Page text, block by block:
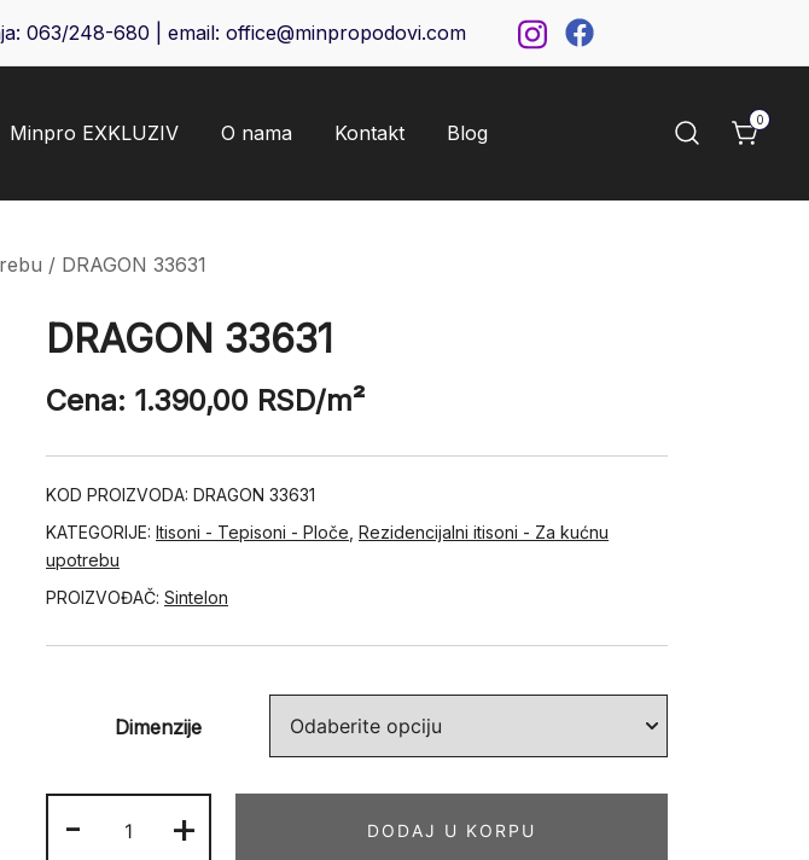
063/248-680 | email: office@minpropodovi.com
Minpro EXKLUZIV O nama Kontakt Blog
0
/ DRAGON 33631
DRAGON 33631
Cena: 1.390,00 RSD/m²
KOD PROIZVODA: DRAGON 33631
KATEGORIJE: Itisoni - Tepisoni - Ploče Rezidencijalni itisoni - Za kućnu
upotrebu
PROIZVOĐAČ: Sintelon
Dimenzije
-
33631 + DODAJ U KORPU